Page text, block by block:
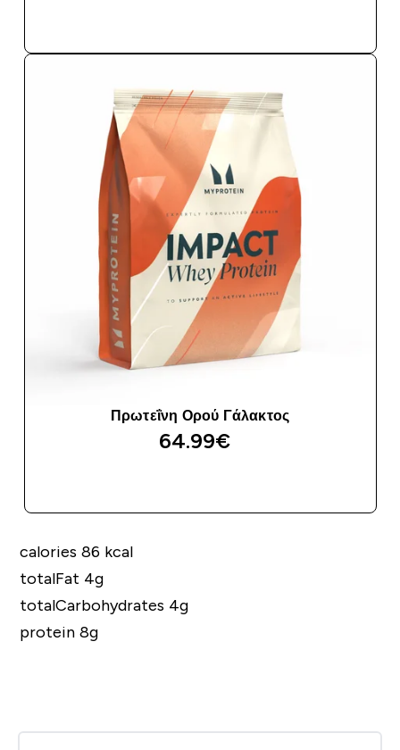
Πρωτεΐνη Ορού Γάλακτος
64.99€‎
calories 86 kcal
totalFat 4g
totalCarbohydrates 4g
protein 8g